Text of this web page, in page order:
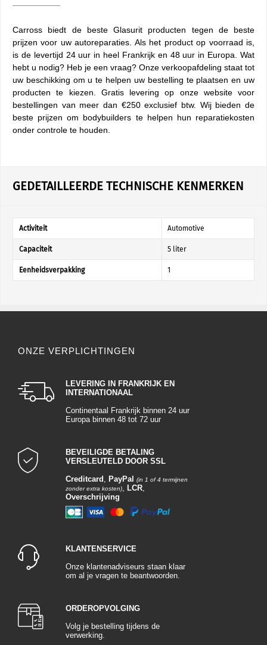
Carross biedt de beste Glasurit producten tegen de beste
prijzen voor uw autoreparaties. Als het product op voorraad is,
is de levertijd 24 uur in heel Frankrijk en 48 uur in Europa. Wat
hebt u nodig? Heb je een vraag? Onze verkoopafdeling staat tot
uw beschikking om u te helpen uw bestelling te plaatsen en uw
producten te kiezen. Gratis levering op onze website voor
bestellingen van meer dan €250 exclusief btw. Wij bieden de
beste prijzen om bodybuilders te helpen hun reparatiekosten
onder controle te houden.
GEDETAILLEERDE TECHNISCHE KENMERKEN
Activiteit Automotive
Capaciteit 5 liter
Eenheidsverpakking 1
ONZE VERPLICHTINGEN
LEVERING IN FRANKRIJK EN
INTERNATIONAAL
Continentaal Frankrijk binnen 24 uur
Europa binnen 48 tot 72 uur
BEVEILIGDE BETALING
VERSLEUTELD DOOR SSL
Creditcard , PayPal
(in 1 of 4 termijnen
zonder extra kosten), LCR,
Overschrijving
KLANTENSERVICE
Onze klantenadviseurs staan klaar
om al je vragen te beantwoorden.
ORDEROPVOLGING
Volg je bestelling tijdens de
verwerking.